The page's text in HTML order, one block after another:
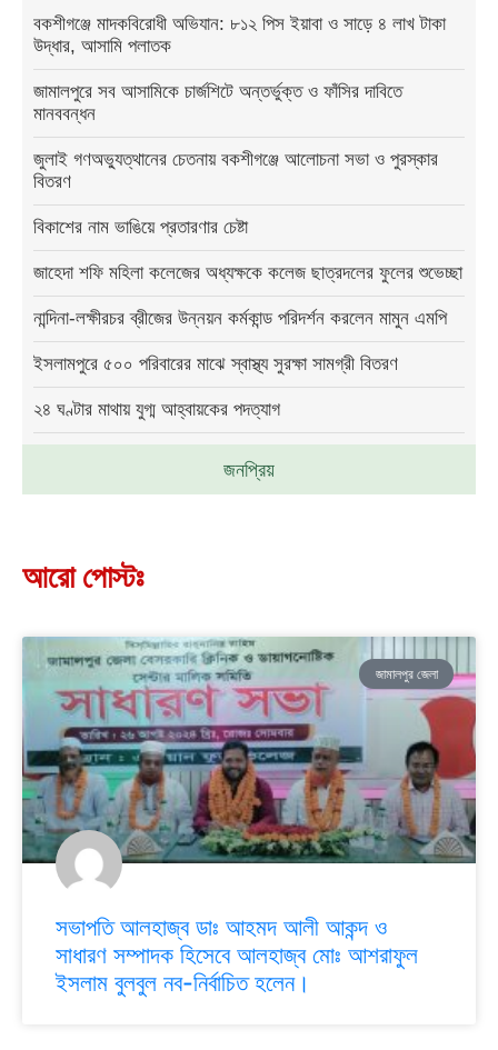
জনপ্রিয়
বকশীগঞ্জে মাদকবিরোধী অভিযান: ৮১২ পিস ইয়াবা ও সাড়ে ৪ লাখ টাকা
উদ্ধার, আসামি পলাতক
জামালপুরে সব আসামিকে চার্জশিটে অন্তর্ভুক্ত ও ফাঁসির দাবিতে
মানববন্ধন
জুলাই গণঅভ্যুত্থানের চেতনায় বকশীগঞ্জে আলোচনা সভা ও পুরস্কার
বিতরণ
বিকাশের নাম ভাঙিয়ে প্রতারণার চেষ্টা
জাহেদা শফি মহিলা কলেজের অধ্যক্ষকে কলেজ ছাত্রদলের ফুলের শুভেচ্ছা
নান্দিনা-লক্ষীরচর ব্রীজের উন্নয়ন কর্মকান্ড পরিদর্শন করলেন মামুন এমপি
ইসলামপুরে ৫০০ পরিবারের মাঝে স্বাস্থ্য সুরক্ষা সামগ্রী বিতরণ
২৪ ঘণ্টার মাথায় যুগ্ম আহ্বায়কের পদত্যাগ
আরো পোস্টঃ
জামালপুর জেলা
সভাপতি আলহাজ্ব ডাঃ আহমদ আলী আকন্দ ও
সাধারণ সম্পাদক হিসেবে আলহাজ্ব মোঃ আশরাফুল
ইসলাম বুলবুল নব-নির্বাচিত হলেন।